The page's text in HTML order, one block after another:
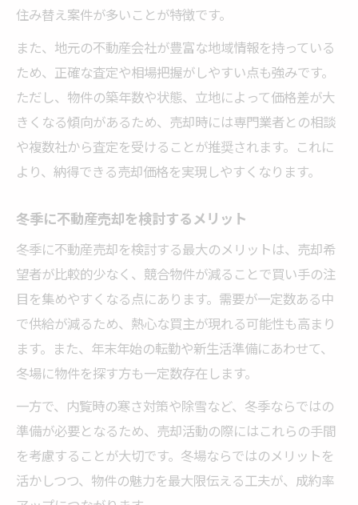
※しつこい営業は一切ありません※ご入力いた
だいた情報は査定以外には使用いたしません
住み替え案件が多いことが特徴です。
また、地元の不動産会社が豊富な地域情報を持っている
ため、正確な査定や相場把握がしやすい点も強みです。
ただし、物件の築年数や状態、立地によって価格差が大
きくなる傾向があるため、売却時には専門業者との相談
や複数社から査定を受けることが推奨されます。これに
より、納得できる売却価格を実現しやすくなります。
冬季に不動産売却を検討するメリット
冬季に不動産売却を検討する最大のメリットは、売却希
望者が比較的少なく、競合物件が減ることで買い手の注
目を集めやすくなる点にあります。需要が一定数ある中
で供給が減るため、熱心な買主が現れる可能性も高まり
ます。また、年末年始の転勤や新生活準備にあわせて、
冬場に物件を探す方も一定数存在します。
一方で、内覧時の寒さ対策や除雪など、冬季ならではの
準備が必要となるため、売却活動の際にはこれらの手間
を考慮することが大切です。冬場ならではのメリットを
活かしつつ、物件の魅力を最大限伝える工夫が、成約率